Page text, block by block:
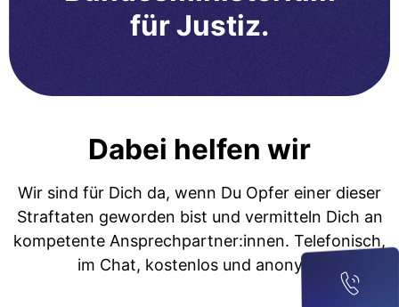
für Justiz.
Dabei helfen wir
Wir sind für Dich da, wenn Du Opfer einer dieser
Straftaten geworden bist und vermitteln Dich an
kompetente Ansprechpartner:innen. Telefonisch,
im Chat, kostenlos und anonym.